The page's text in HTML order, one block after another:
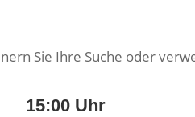
Sie Ihre Suche oder
15:00 Uhr